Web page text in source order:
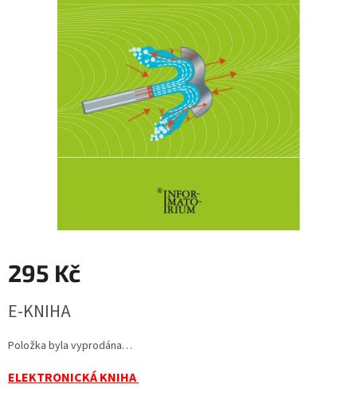
295 Kč
cena:
E-KNIHA
Položka byla vyprodána…
ELEKTRONICKÁ KNIHA